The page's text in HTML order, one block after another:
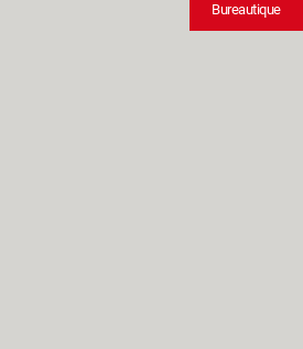
Bureautique